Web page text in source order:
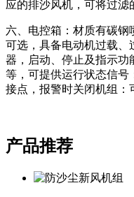
应的排沙风机，可将过滤
六、电控箱：材质有碳
可选，具备电动机过载、
器，启动、停止及指示功
等，可提供运行状态信号
接点，报警时关闭机组：
产品推荐